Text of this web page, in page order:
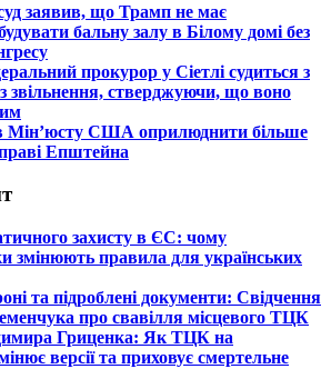
заявив, що Трамп не має
бальну залу в Білому домі без
прокурор у Сіетлі судиться з
звільнення, стверджуючи, що воно
Мін’юсту США оприлюднити більше
Епштейна
захисту в ЄС: чому
змінюють правила для українських
та підроблені документи: Свідчення
про свавілля місцевого ТЦК
Гриценка: Як ТЦК на
версії та приховує смертельне